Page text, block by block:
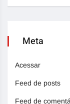
Meta
Acessar
Feed de posts
Feed de